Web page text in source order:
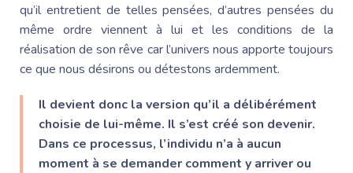
qu’il entretient de telles pensées, d’autres pensées du
même ordre viennent à lui et les conditions de la
réalisation de son rêve car l’univers nous apporte toujours
ce que nous désirons ou détestons ardemment.
Il devient donc la version qu’il a délibérément
choisie de lui-même. Il s’est créé son devenir.
Dans ce processus, l’individu n’a à aucun
moment à se demander comment y arriver ou